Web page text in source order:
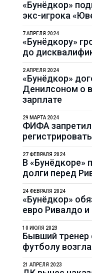
«Бунёдкор»
экс-игрока
«Бунёдкору»
до
7 АПРЕЛЯ 2024
«Бунёдкор»
Денилсоном о
зарплате
2 АПРЕЛЯ 2024
ФИФА
29 МАРТА 2024
В «Бунёдкоре»
долги перед
27 ФЕВРАЛЯ 2024
«Бунёдкор»
евро Ривалдо
24 ФЕВРАЛЯ 2024
Бывший тренер
футболу
10 ИЮЛЯ 2023
21 АПРЕЛЯ 2023